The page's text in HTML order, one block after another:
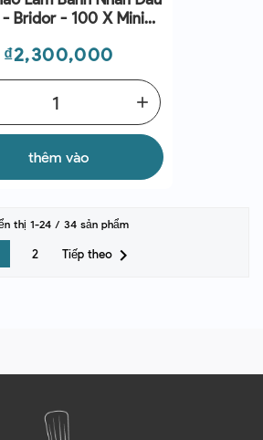
- Bridor - 100 X Mini
Giá
₫2,300,000
add
thêm vào
thị 1-24 / 34 sản phẩm
2 Tiếp theo